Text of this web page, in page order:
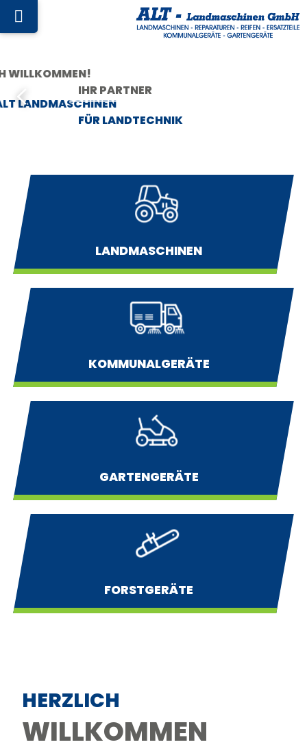
IHR PARTNER
FÜR LANDTECHNIK
LANDMASCHINEN
KOMMUNALGERÄTE
GARTENGERÄTE
FORSTGERÄTE
HERZLICH
WILLKOMMEN